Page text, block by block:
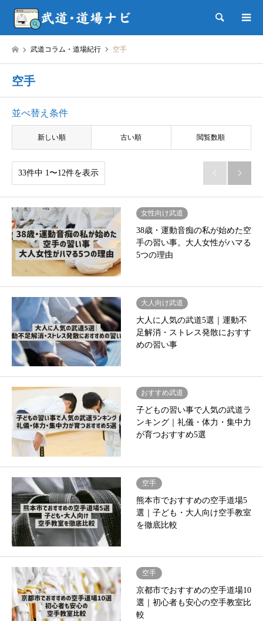
検索
武道コラム・道場紀行 空手
空手
並べ替え条件
新しい順 古い順 閲覧数順
33件中 1〜12件を表示  
女性向け武道
38歳・運動音痴の私が始めた空
手の習い事。大人女性がハマる
5つの理由
大人向け武道
大人に人気の武道5選｜運動不
足解消・ストレス発散におすす
めの習い事
おすすめ武道
子どもの習い事で人気の武道ラ
ンキング｜礼儀・体力・集中力
が育つおすすめ5選
空手
熊本市でおすすめの空手道場5
選｜子ども・大人向け空手教室
を徹底比較
空手
京都市でおすすめの空手道場10
選｜初心者も安心の空手教室比
較